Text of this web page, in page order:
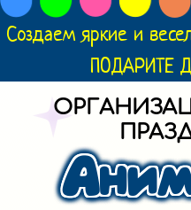
Создаем яркие и
ПОДАРИТЕ